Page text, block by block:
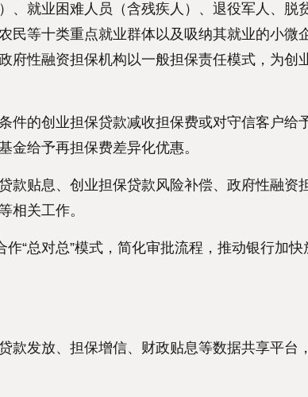
就业困难人员（含残疾人）、退役军人、脱
民等十类重点就业群体以及吸纳其就业的小微
府性融资担保机构以一般担保责任模式，为创
的创业担保贷款减收担保费或对守信客户给
金给予再担保费差异化优惠。
贴息、创业担保贷款风险补偿、政府性融资
相关工作。
“总对总”模式，简化审批流程，推动银行加快
发放、担保增信、财政贴息等数据共享平台